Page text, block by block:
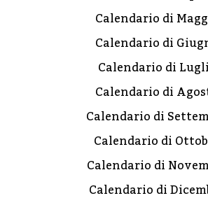
Calendario di
Calendario di
Calendario di
Calendario di
Calendario di
Calendario di
Calendario di
Calendario di